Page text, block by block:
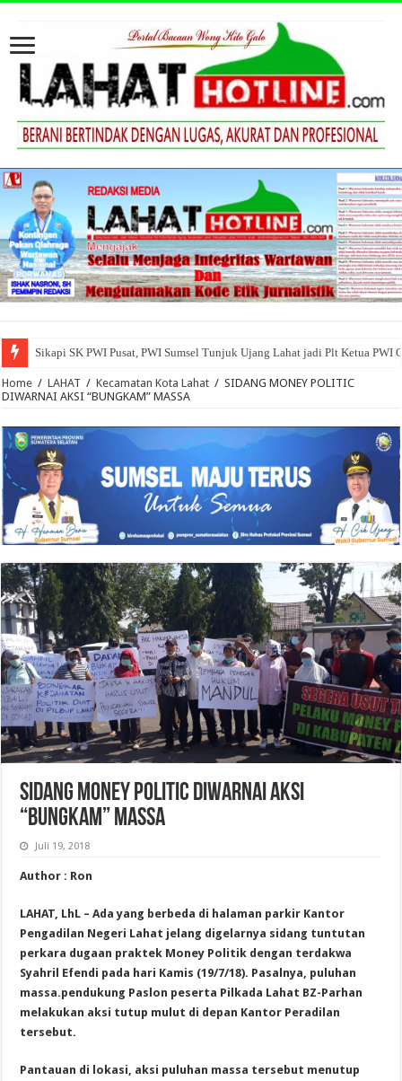
Sikapi SK PWI Pusat, PWI Sumsel Tunjuk Ujang Lahat jadi Plt Ketua PWI
Home / LAHAT / Kecamatan Kota Lahat / SIDANG MONEY POLITIC
DIWARNAI AKSI “BUNGKAM” MASSA
SIDANG MONEY POLITIC DIWARNAI AKSI
“BUNGKAM” MASSA
Juli 19, 2018
Author : Ron
LAHAT, LhL – Ada yang berbeda di halaman parkir Kantor
Pengadilan Negeri Lahat jelang digelarnya sidang tuntutan
perkara dugaan praktek Money Politik dengan terdakwa
Syahril Efendi pada hari Kamis (19/7/18). Pasalnya, puluhan
massa.pendukung Paslon peserta Pilkada Lahat BZ-Parhan
melakukan aksi tutup mulut di depan Kantor Peradilan
tersebut.
Pantauan di lokasi, aksi puluhan massa tersebut menutup